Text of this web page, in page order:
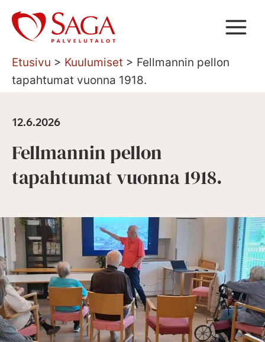
Siirry
sisältöön
Etusivu > Kuulumiset > Fellmannin pellon
tapahtumat vuonna 1918.
12.6.2026
Fellmannin pellon
tapahtumat vuonna 1918.